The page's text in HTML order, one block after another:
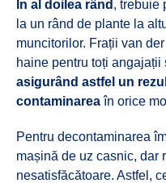
În al doilea rând , trebuie
la un rând de plante la
muncitorilor. Frații van
haine pentru toți
asigurând astfel un
contaminareaîn orice
Pentru decontaminarea
mașină de uz casnic, dar
nesatisfăcătoare. Astfel,